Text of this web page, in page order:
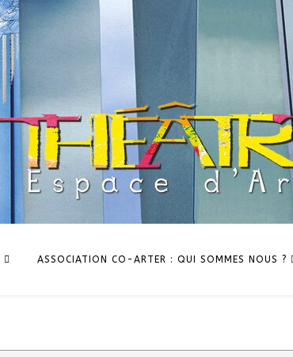
ASSOCIATION CO-ARTER : QUI SOMMES NOUS ?